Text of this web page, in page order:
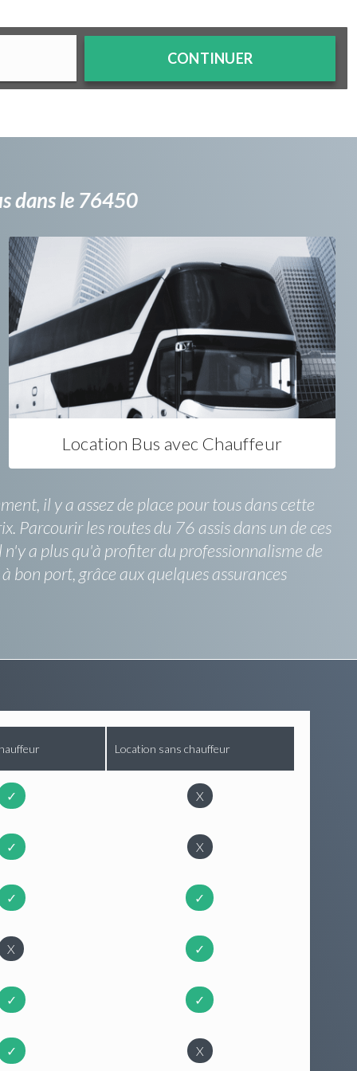
CONTINUER
dans le 76450
Location Bus avec Chauffeur
il y a assez de place pour tous dans cette
Parcourir les routes du 76 assis dans un de ces
a plus qu'à profiter du professionnalisme de
bon port, grâce aux quelques assurances
Location sans chauffeur
✓ X
✓ X
✓ ✓
X ✓
✓ ✓
✓ X